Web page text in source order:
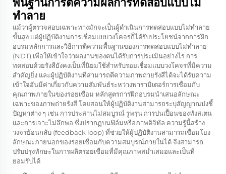
พื้นฐานการตีความผลการทดสอบแบบไม่
ทำลาย
แม้ว่าผู้ตรวจสอบเฉพาะทางมักจะเป็นผู้ดำเนินการทดสอบแบบไม่ทำลาย
ขั้นสูง แต่ผู้ปฏิบัติงานการเชื่อมแบบวงโคจรก็ได้รับประโยชน์จากการฝึก
อบรมหลักการและวิธีการตีความพื้นฐานของการทดสอบแบบไม่ทำลาย
(NDT) เพื่อให้เข้าใจว่าผลงานของตนได้รับการประเมินอย่างไร การ
ทดสอบด้วยรังสียังคงเป็นที่นิยมใช้สำหรับรอยเชื่อมแบบวงโคจรที่มีความ
สำคัญยิ่ง และผู้ปฏิบัติงานที่สามารถตีความภาพถ่ายรังสีได้จะได้รับความ
เข้าใจอันมีค่าเกี่ยวกับความสัมพันธ์ระหว่างพารามิเตอร์การเชื่อมกับ
คุณภาพภายในของรอยเชื่อม หลักสูตรการฝึกอบรมนำเสนอลักษณะ
เฉพาะของภาพถ่ายรังสี โดยสอนให้ผู้ปฏิบัติงานสามารถระบุสัญญาณบ่งชี้
ปัญหาต่าง ๆ เช่น การประสานไม่สมบูรณ์ รูพรุน การปนเปื้อนของทังสเตน
และการเจาะไม่ลึกพอ ซึ่งปรากฏบนฟิล์มหรือภาพดิจิทัล ความรู้นี้สร้าง
วงจรย้อนกลับ (feedback loop) ที่ช่วยให้ผู้ปฏิบัติงานสามารถเชื่อมโยง
ลักษณะภายนอกของรอยเชื่อมกับความสมบูรณ์ภายในได้ จึงสามารถ
ปรับปรุงทักษะในการผลิตรอยเชื่อมที่มีคุณภาพสม่ำเสมอและเป็นที่
ยอมรับได้